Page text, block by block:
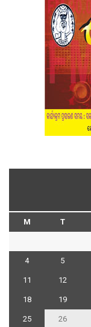
M T
4 5
11 12
18 19
25 26